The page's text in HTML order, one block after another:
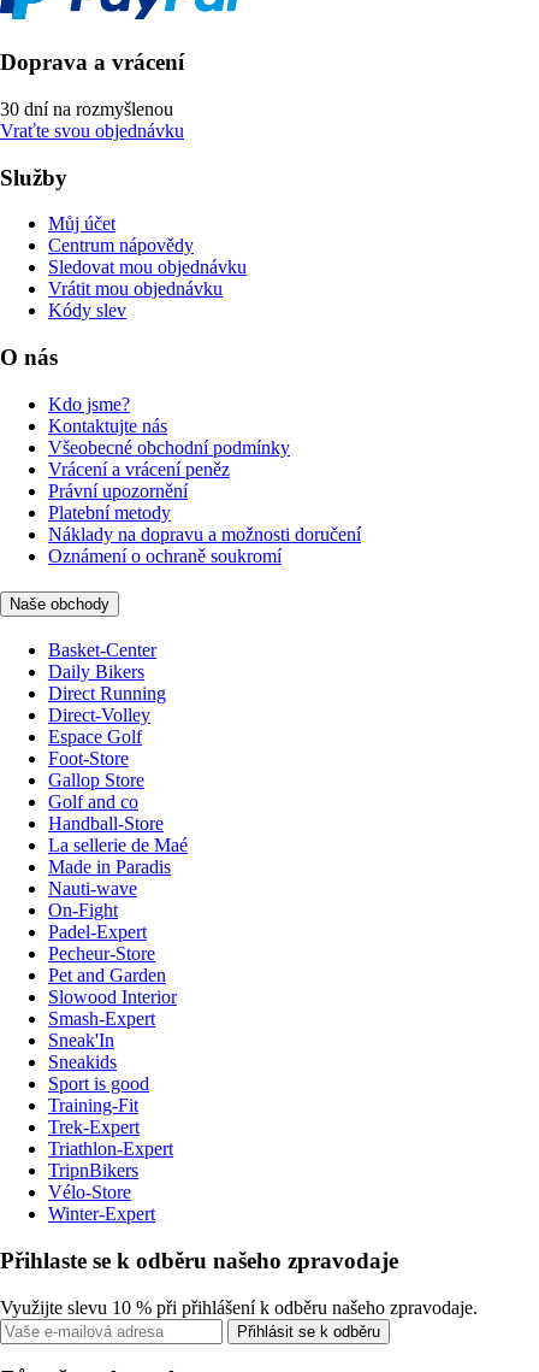
Doprava a vrácení
30 dní na rozmyšlenou
Vraťte svou objednávku
Služby
Můj účet
Centrum nápovědy
Sledovat mou objednávku
Vrátit mou objednávku
Kódy slev
O nás
Kdo jsme?
Kontaktujte nás
Všeobecné obchodní podmínky
Vrácení a vrácení peněz
Právní upozornění
Platební metody
Náklady na dopravu a možnosti doručení
Oznámení o ochraně soukromí
Naše obchody
Basket-Center
Daily Bikers
Direct Running
Direct-Volley
Espace Golf
Foot-Store
Gallop Store
Golf and co
Handball-Store
La sellerie de Maé
Made in Paradis
Nauti-wave
On-Fight
Padel-Expert
Pecheur-Store
Pet and Garden
Slowood Interior
Smash-Expert
Sneak'In
Sneakids
Sport is good
Training-Fit
Trek-Expert
Triathlon-Expert
TripnBikers
Vélo-Store
Winter-Expert
Přihlaste se k odběru našeho zpravodaje
Využijte slevu 10 % při přihlášení k odběru našeho zpravodaje.
Přihlásit se k odběru